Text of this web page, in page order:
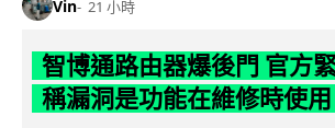
Vin 21 小時
智博通路由器爆後門 官方
稱漏洞是功能在維修時使用